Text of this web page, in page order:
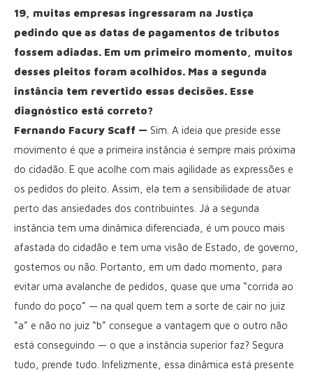
19, muitas empresas ingressaram na Justiça
pedindo que as datas de pagamentos de tributos
fossem adiadas. Em um primeiro momento, muitos
desses pleitos foram acolhidos. Mas a segunda
instância tem revertido essas decisões. Esse
diagnóstico está correto?
Fernando Facury Scaff — Sim. A ideia que preside esse
movimento é que a primeira instância é sempre mais próxima
do cidadão. E que acolhe com mais agilidade as expressões e
os pedidos do pleito. Assim, ela tem a sensibilidade de atuar
perto das ansiedades dos contribuintes. Já a segunda
instância tem uma dinâmica diferenciada, é um pouco mais
afastada do cidadão e tem uma visão de Estado, de governo,
gostemos ou não. Portanto, em um dado momento, para
evitar uma avalanche de pedidos, quase que uma “corrida ao
fundo do poço” — na qual quem tem a sorte de cair no juiz
“a” e não no juiz “b” consegue a vantagem que o outro não
está conseguindo — o que a instância superior faz? Segura
tudo, prende tudo. Infelizmente, essa dinâmica está presente